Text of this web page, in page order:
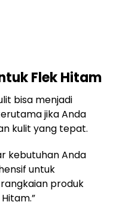
Flek Hitam
bisa menjadi
jika Anda
kulit yang tepat.
kebutuhan Anda
untuk
produk